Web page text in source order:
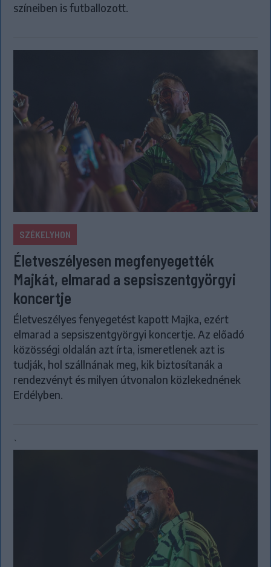
színeiben is futballozott.
SZÉKELYHON
Életveszélyesen megfenyegették
Majkát, elmarad a sepsiszentgyörgyi
koncertje
Életveszélyes fenyegetést kapott Majka, ezért
elmarad a sepsiszentgyörgyi koncertje. Az előadó
közösségi oldalán azt írta, ismeretlenek azt is
tudják, hol szállnának meg, kik biztosítanák a
rendezvényt és milyen útvonalon közlekednének
Erdélyben.
`